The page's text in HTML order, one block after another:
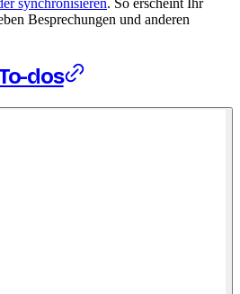
Besprechungen und anderen
dos